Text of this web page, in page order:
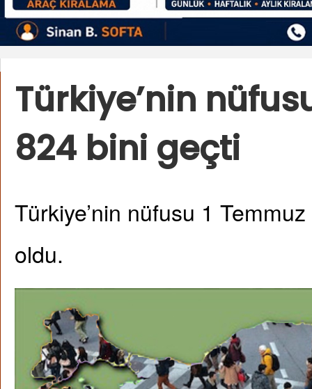
Türkiye’nin
824 bini geçti
Türkiye’nin nüfusu 1
oldu.